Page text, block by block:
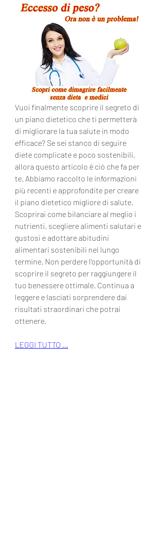
Vuoi finalmente scoprire il segreto di
un piano dietetico che ti permetterà
di migliorare la tua salute in modo
efficace? Se sei stanco di seguire
diete complicate e poco sostenibili,
allora questo articolo è ciò che fa per
te. Abbiamo raccolto le informazioni
più recenti e approfondite per creare
il piano dietetico migliore di salute.
Scoprirai come bilanciare al meglio i
nutrienti, scegliere alimenti salutari e
gustosi e adottare abitudini
alimentari sostenibili nel lungo
termine. Non perdere l'opportunità di
scoprire il segreto per raggiungere il
tuo benessere ottimale. Continua a
leggere e lasciati sorprendere dai
risultati straordinari che potrai
ottenere.
LEGGI TUTTO ...